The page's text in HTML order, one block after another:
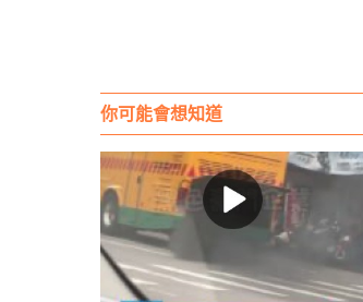
你可能會想知道